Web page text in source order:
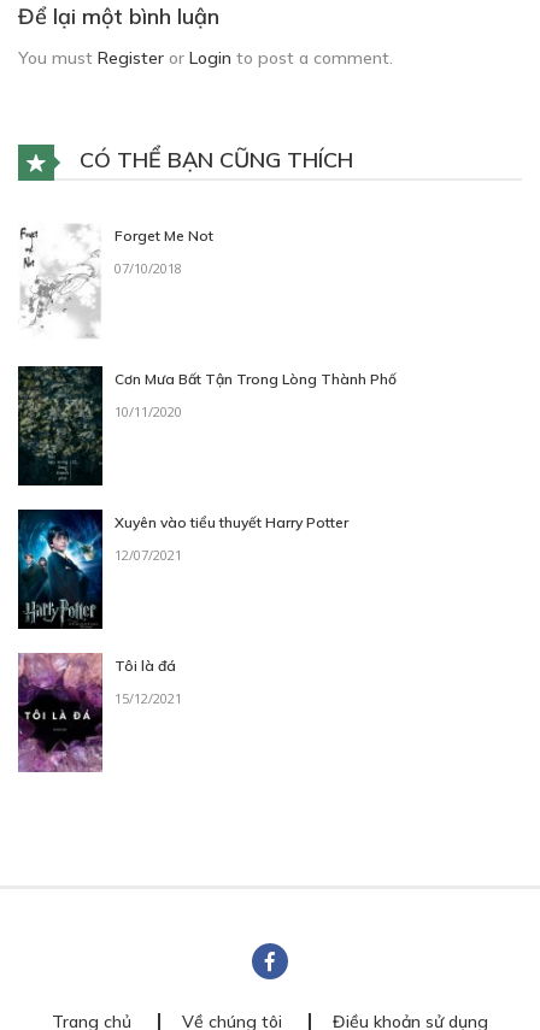
Để lại một bình luận
You must Register or Login to post a comment.
CÓ THỂ BẠN CŨNG THÍCH
Forget Me Not
07/10/2018
Cơn Mưa Bất Tận Trong Lòng Thành Phố
10/11/2020
Xuyên vào tiểu thuyết Harry Potter
12/07/2021
Tôi là đá
15/12/2021
Trang chủ Về chúng tôi Điều khoản sử dụng